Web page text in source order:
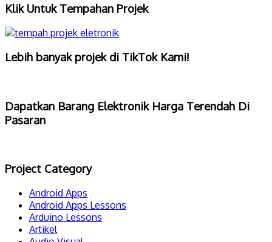
Klik Untuk Tempahan Projek
Lebih banyak projek di TikTok Kami!
Dapatkan Barang Elektronik Harga Terendah Di
Pasaran
Project Category
Android Apps
Android Apps Lessons
Arduino Lessons
Artikel